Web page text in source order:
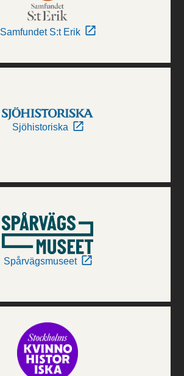
Samfundet S:t Erik
Sjöhistoriska
Spårvägsmuseet